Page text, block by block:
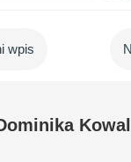
wpis